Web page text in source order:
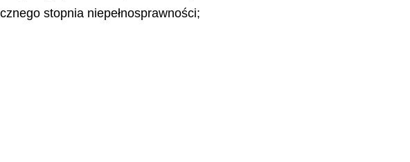
stopnia niepełnosprawności;